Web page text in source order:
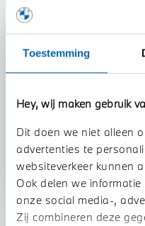
Toestemming
Hey, wij maken gebruik
Dit doen we niet alleen
advertenties te
websiteverkeer kunnen
Ook delen we
onze social media-,
Zij combineren deze
Voorstel aanvragen
U vertelt meer over uw
We verrekenen de